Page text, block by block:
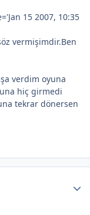
15 2007, 10:35
vermişimdir.Ben
verdim oyuna
hiç girmedi
tekrar dönersen